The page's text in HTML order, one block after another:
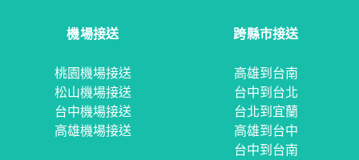
機場接送
桃園機場接送
松山機場接送
台中機場接送
高雄機場接送
跨縣市接送
高雄到台南
台中到台北
台北到宜蘭
高雄到台中
台中到台南